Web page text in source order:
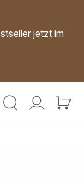
jetzt im
Mein
Mein